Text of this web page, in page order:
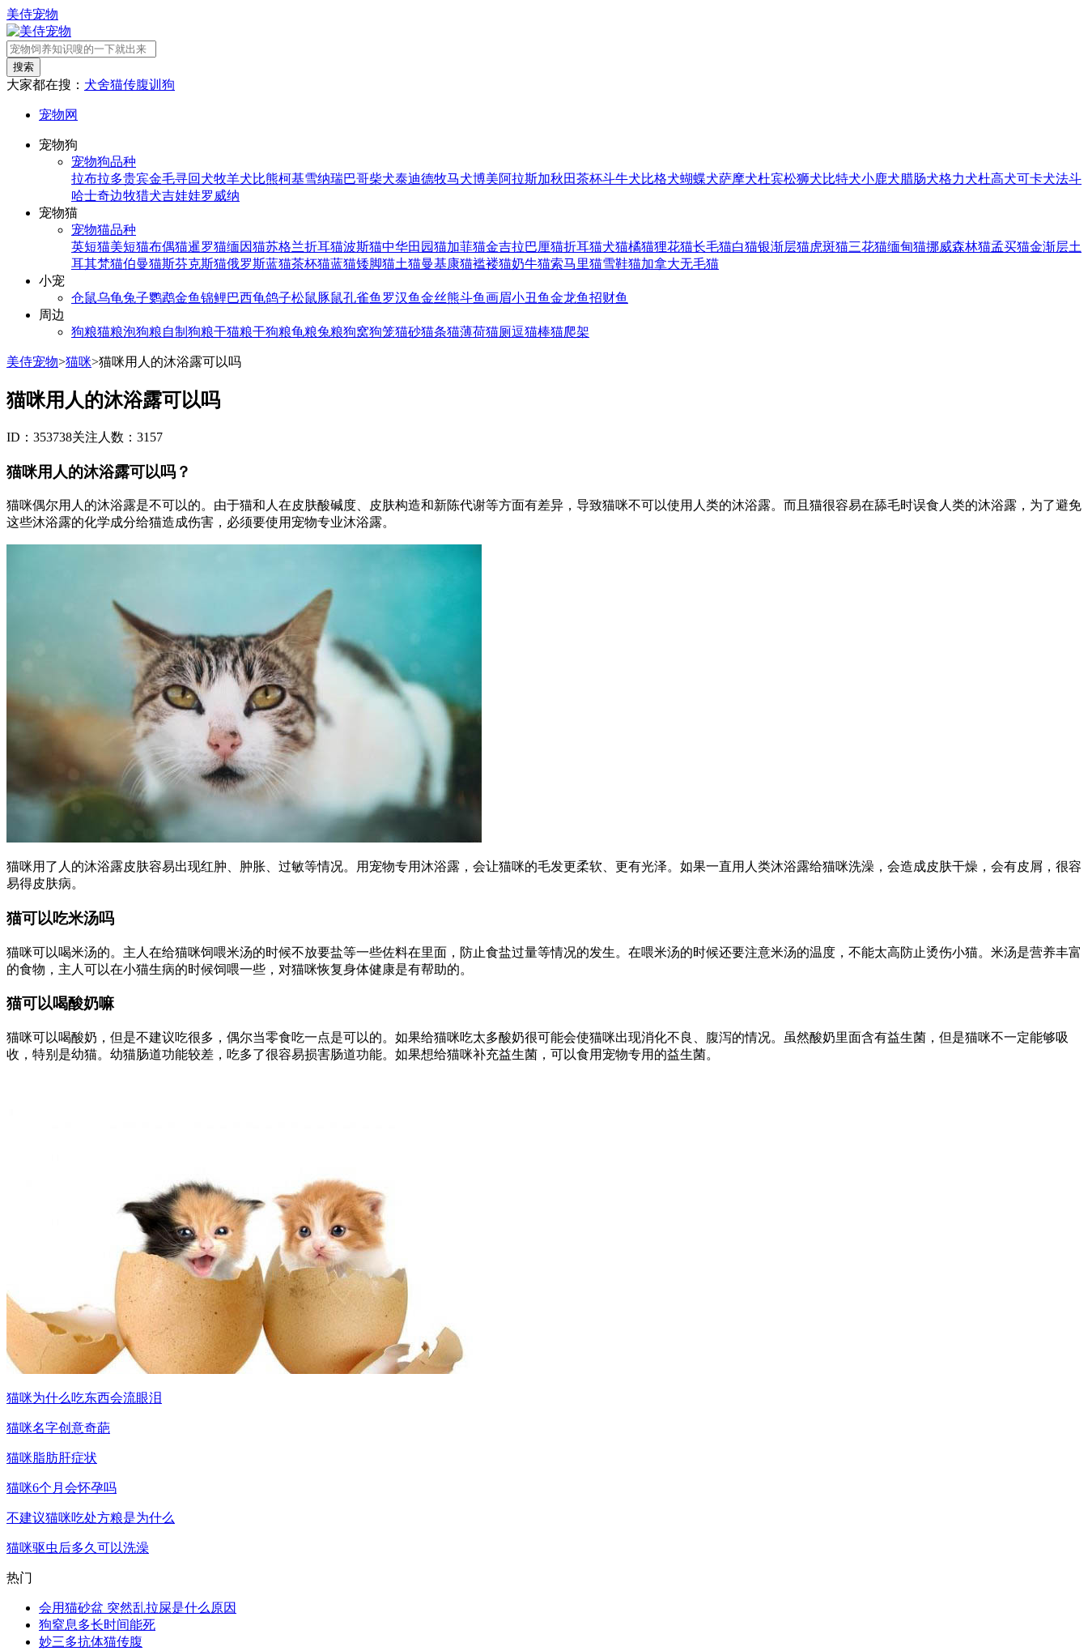
美侍宠物
搜索
大家都在搜： 犬舍猫传腹训狗
宠物网
宠物狗
宠物狗品种
拉布拉多贵宾金毛寻回犬牧羊犬比熊柯基雪纳瑞巴哥柴犬泰迪德牧马犬博美阿拉斯加秋田茶杯斗牛犬比格犬蝴蝶犬萨摩犬杜宾松狮犬比特犬小鹿犬腊肠犬格力犬杜高犬可卡犬法斗
哈士奇边牧猎犬吉娃娃罗威纳
宠物猫
宠物猫品种
英短猫美短猫布偶猫暹罗猫缅因猫苏格兰折耳猫波斯猫中华田园猫加菲猫金吉拉巴厘猫折耳猫犬猫橘猫狸花猫长毛猫白猫银渐层猫虎斑猫三花猫缅甸猫挪威森林猫孟买猫金渐层土
耳其梵猫伯曼猫斯芬克斯猫俄罗斯蓝猫茶杯猫蓝猫矮脚猫土猫曼基康猫褴褛猫奶牛猫索马里猫雪鞋猫加拿大无毛猫
小宠
仓鼠乌龟兔子鹦鹉金鱼锦鲤巴西龟鸽子松鼠豚鼠孔雀鱼 罗汉鱼金丝熊斗鱼画眉小丑鱼金龙鱼招财鱼
周边
狗粮猫粮泡狗粮自制狗粮干猫粮干狗粮龟粮兔粮狗窝狗笼猫砂猫条猫薄荷猫厕逗猫棒猫爬架
美侍宠物>猫咪>猫咪用人的沐浴露可以吗
猫咪用人的沐浴露可以吗
ID：353738关注人数：3157
猫咪用人的沐浴露可以吗？
猫咪偶尔用人的沐浴露是不可以的。由于猫和人在皮肤酸碱度、皮肤构造和新陈代谢等方面有差异，导致猫咪不可以使用人类的沐浴露。而且猫很容易在舔毛时误食人类的沐浴露，为了避免
这些沐浴露的化学成分给猫造成伤害，必须要使用宠物专业沐浴露。
猫咪用了人的沐浴露皮肤容易出现红肿、肿胀、过敏等情况。用宠物专用沐浴露，会让猫咪的毛发更柔软、更有光泽。如果一直用人类沐浴露给猫咪洗澡，会造成皮肤干燥，会有皮屑，很容
易得皮肤病。
猫可以吃米汤吗
猫咪可以喝米汤的。主人在给猫咪饲喂米汤的时候不放要盐等一些佐料在里面，防止食盐过量等情况的发生。在喂米汤的时候还要注意米汤的温度，不能太高防止烫伤小猫。米汤是营养丰富
的食物，主人可以在小猫生病的时候饲喂一些，对猫咪恢复身体健康是有帮助的。
猫可以喝酸奶嘛
猫咪可以喝酸奶，但是不建议吃很多，偶尔当零食吃一点是可以的。如果给猫咪吃太多酸奶很可能会使猫咪出现消化不良、腹泻的情况。虽然酸奶里面含有益生菌，但是猫咪不一定能够吸
收，特别是幼猫。幼猫肠道功能较差，吃多了很容易损害肠道功能。如果想给猫咪补充益生菌，可以食用宠物专用的益生菌。
猫咪为什么吃东西会流眼泪
猫咪名字创意奇葩
猫咪脂肪肝症状
猫咪6个月会怀孕吗
不建议猫咪吃处方粮是为什么
猫咪驱虫后多久可以洗澡
热门
会用猫砂盆 突然乱拉屎是什么原因
狗窒息多长时间能死
妙三多抗体猫传腹